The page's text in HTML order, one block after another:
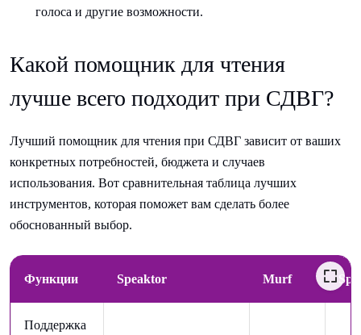
голоса и другие возможности.
Какой помощник для чтения
лучше всего подходит при СДВГ?
Лучший помощник для чтения при СДВГ зависит от ваших
конкретных потребностей, бюджета и случаев
использования. Вот сравнительная таблица лучших
инструментов, которая поможет вам сделать более
обоснованный выбор.
Функции Speaktor Murf
Поддержка